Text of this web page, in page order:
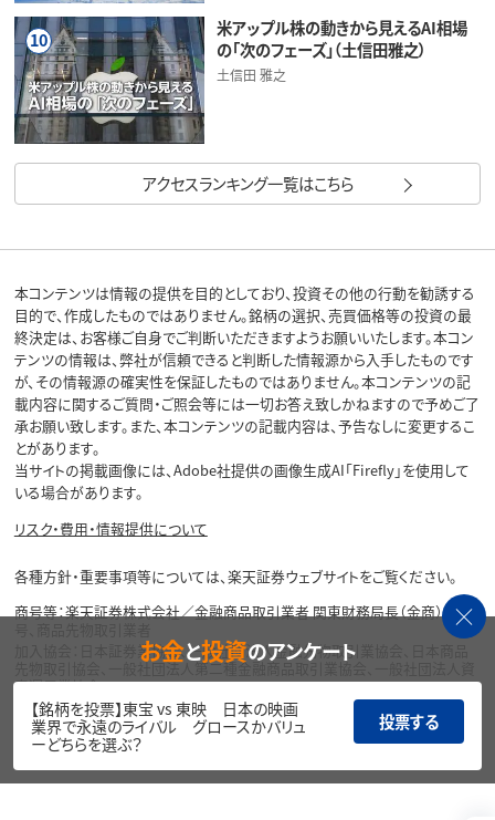
10
米アップル株の動きから見えるAI相場
の「次のフェーズ」（土信田雅之）
土信田 雅之
アクセスランキング一覧はこちら
本コンテンツは情報の提供を目的としており、投資その他の行動を勧誘する
目的で、作成したものではありません。銘柄の選択、売買価格等の投資の最
終決定は、お客様ご自身でご判断いただきますようお願いいたします。本コン
テンツの情報は、弊社が信頼できると判断した情報源から入手したものです
が、その情報源の確実性を保証したものではありません。本コンテンツの記
載内容に関するご質問・ご照会等には一切お答え致しかねますので予めご了
承お願い致します。また、本コンテンツの記載内容は、予告なしに変更するこ
とがあります。
当サイトの掲載画像には、Adobe社提供の画像生成AI「Firefly」を使用して
いる場合があります。
リスク・費用・情報提供について
各種方針・重要事項等については、楽天証券ウェブサイトをご覧ください。
商号等：楽天証券株式会社／金融商品取引業者 関東財務局長（金商）第195
加入協会：日本証券業協会、一般社団法人金融先物取引業協会、日本商品
先物取引協会、一般社団法人第二種金融商品取引業協会、一般社団法人資
産運用業協会
Copyright©
1999-2026 Rakuten Securities, Inc. All
Rights Reserved.
お金と投資のアンケート
【銘柄を投票】東宝 vs 東映 日本の映画
業界で永遠のライバル グロースかバリュ
ーどちらを選ぶ？
投票する